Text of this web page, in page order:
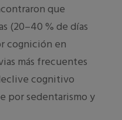
que
(20–40 % de días
cognición en
más frecuentes
cognitivo
por sedentarismo y